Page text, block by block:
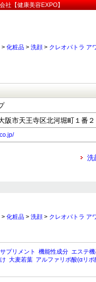
社【健康美容EXPO】
> 化粧品 > 洗顔 > クレオパトラ ア
市天王寺区北河堀町１番
洗
> 化粧品 > 洗顔 > クレオパトラ ア
サプリメント 機能性成分 エステ
大麦若葉 アルファリポ酸(αリポ